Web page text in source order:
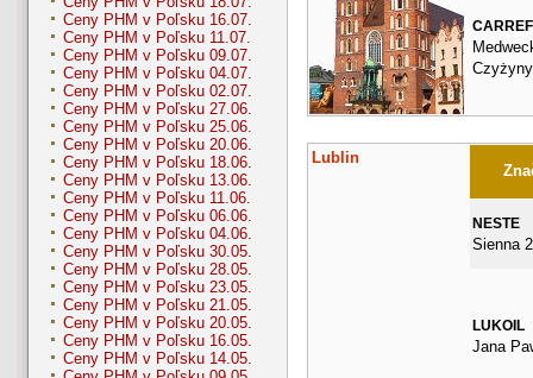
Ceny PHM v Poľsku 16.07.
Ceny PHM v Poľsku 11.07.
Ceny PHM v Poľsku 09.07.
Ceny PHM v Poľsku 04.07.
Ceny PHM v Poľsku 02.07.
Ceny PHM v Poľsku 27.06.
Ceny PHM v Poľsku 25.06.
Ceny PHM v Poľsku 20.06.
Ceny PHM v Poľsku 18.06.
Ceny PHM v Poľsku 13.06.
Ceny PHM v Poľsku 11.06.
Ceny PHM v Poľsku 06.06.
Ceny PHM v Poľsku 04.06.
Ceny PHM v Poľsku 30.05.
Ceny PHM v Poľsku 28.05.
Ceny PHM v Poľsku 23.05.
Ceny PHM v Poľsku 21.05.
Ceny PHM v Poľsku 20.05.
Ceny PHM v Poľsku 16.05.
Ceny PHM v Poľsku 14.05.
Czyżyny
Lublin
NESTE
Sienna
LUKOIL
Jana